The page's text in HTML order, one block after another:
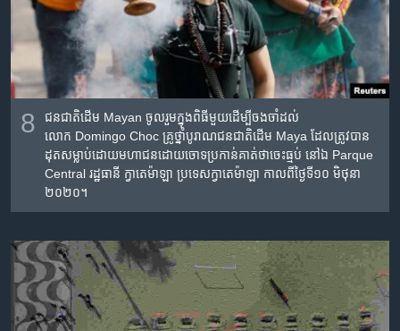
8
ជន​ជាតិ​ដើម​ Mayan ចូលរួម​ក្នុង​ពិធី​មួយ​ដើម្បី​ចង​ចាំ​ដល់​
លោក Domingo Choc គ្រូ​ថ្នាំ​បូរាណ​ជន​ជាតិ​ដើម Maya ដែល​ត្រូវ​បាន​
ដុត​សម្លាប់​ដោយ​មហា​ជនដោយ​ចោទ​ប្រកាន់​គាត់​ថាចេះ​ធ្មប់ នៅ​ឯ​ Parque
Central រដ្ឋធានី ក្វាតេម៉ាឡា ប្រទេស​​ក្វាតេម៉ាឡា កាល​ពី​ថ្ងៃ​ទី១០ មិថុនា
២០២០។